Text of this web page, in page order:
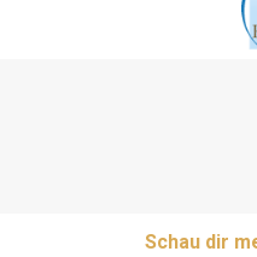
Schau dir